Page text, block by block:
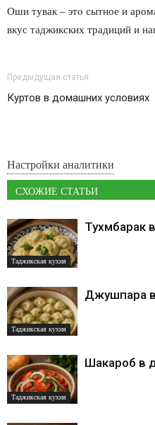
Оши тувак – это сытное и
вкус таджикских традиций и
Предыдущая статья
Куртов в домашних условиях
Настройки аналитики
СХОЖИЕ СТАТЬИ
Таджикская кухня
Тухмбарак
Таджикская кухня
Джушпарa
Таджикская кухня
Шакароб в